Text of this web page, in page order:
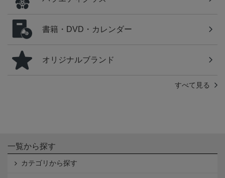
書籍・DVD・カレンダー
オリジナルブランド
すべて見る
一覧から探す
カテゴリから探す